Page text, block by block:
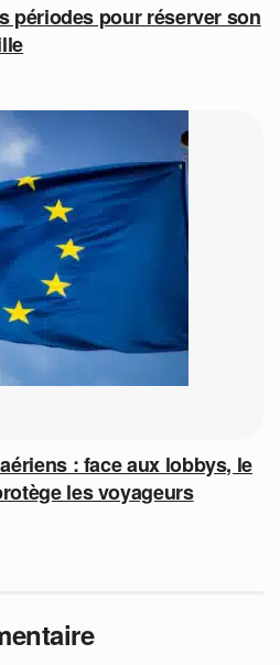
périodes pour réserver son
: face aux lobbys, le
les voyageurs